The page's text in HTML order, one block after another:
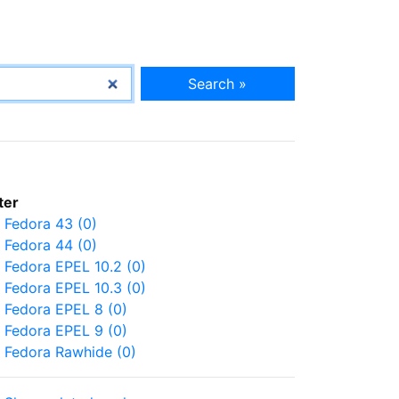
Search »
Fedora 43 (0)
Fedora 44 (0)
Fedora EPEL 10.2 (0)
Fedora EPEL 10.3 (0)
Fedora EPEL 8 (0)
Fedora EPEL 9 (0)
Fedora Rawhide (0)